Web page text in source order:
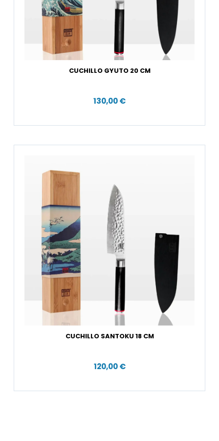
CUCHILLO GYUTO 20 CM
130,00 €
CUCHILLO SANTOKU 18 CM
120,00 €